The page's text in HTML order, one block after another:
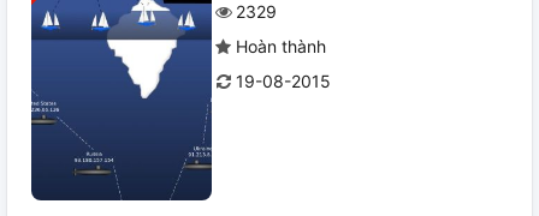
2329
Hoàn thành
19-08-2015